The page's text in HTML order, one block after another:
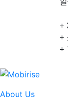
+
+
+
About Us